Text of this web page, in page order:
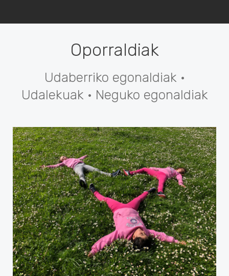
Oporraldiak
Udaberriko egonaldiak ·
Udalekuak · Neguko egonaldiak